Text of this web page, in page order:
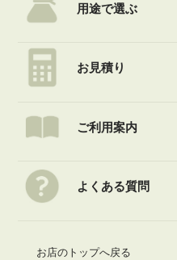
用途で選ぶ
お見積り
ご利用案内
よくある質問
お店のトップへ戻る